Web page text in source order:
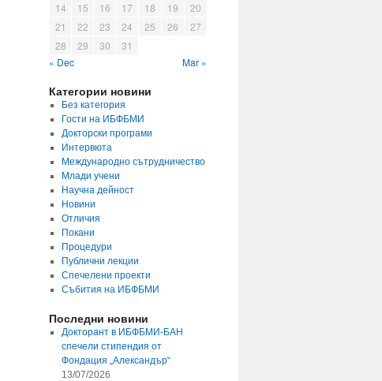
« Dec Mar »
14
15 16 17 18 19
20
21
22 23 24 25 26
27
28
29 30 31
Категории новини
Без категория
Гости на ИБФБМИ
Докторски програми
Интервюта
Международно сътрудничество
Млади учени
Научна дейност
Новини
Отличия
Покани
Процедури
Публични лекции
Спечелени проекти
Събития на ИБФБМИ
Последни новини
Докторант в ИБФБМИ-БАН
спечели стипендия от
Фондация „Александър“
13/07/2026